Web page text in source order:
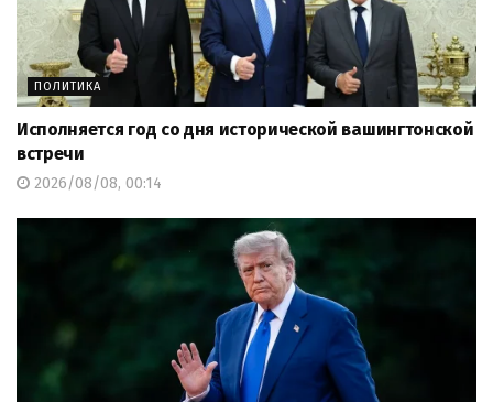
ПОЛИТИКА
Исполняется год со дня исторической вашингтонской
встречи
2026/08/08, 00:14